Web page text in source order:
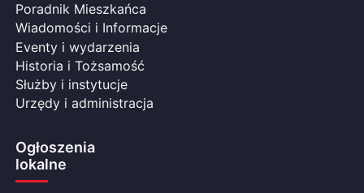
Poradnik Mieszkańca
Wiadomości i Informacje
Eventy i wydarzenia
Historia i Tożsamość
Służby i instytucje
Urzędy i administracja
Ogłoszenia
lokalne